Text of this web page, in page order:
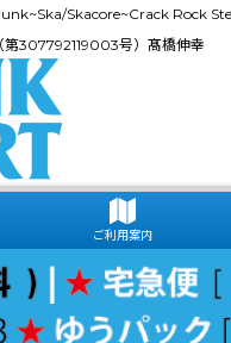
Skacore~Crack Rock
307792119003号）髙橋伸幸
ご利用案内